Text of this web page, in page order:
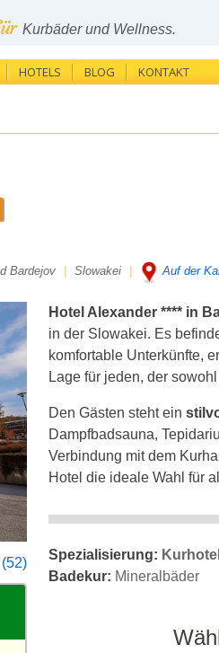
Kurbäder und Wellness.
HOTELS BLOG KONTAKT
Bardejov Slowakei Auf der
Hotel Alexander **** in
in der Slowakei. Es
komfortable Unterkünfte,
Lage für jeden, der
Den Gästen steht ein
Dampfbadsauna,
Verbindung mit dem
Hotel die ideale Wahl für
Spezialisierung: Kurhotel
Badekur: Mineralbäder